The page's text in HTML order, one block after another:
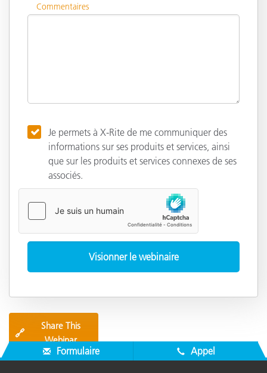
Commentaires
Je permets à X-Rite de me communiquer des
informations sur ses produits et services, ainsi
que sur les produits et services connexes de ses
associés.
🔗
Share This
Webinar
Formulaire Appel